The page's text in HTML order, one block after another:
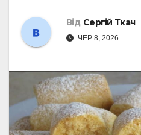
Від Сергій Ткач
ЧЕР 8, 2026